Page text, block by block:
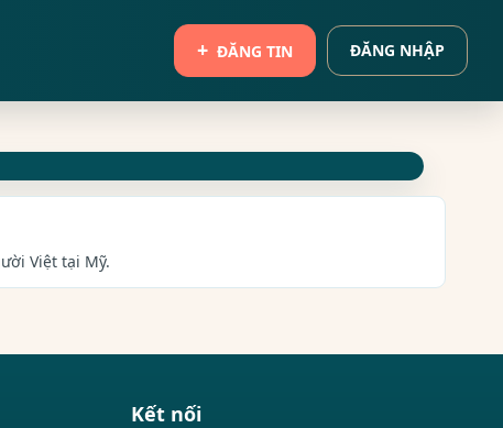
ĐĂNG TIN ĐĂNG NHẬP
Việt tại Mỹ.
Kết nối